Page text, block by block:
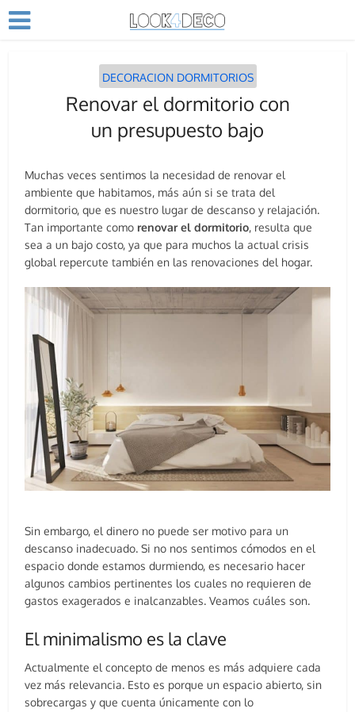
DECORACION DORMITORIOS
Renovar el dormitorio con
un presupuesto bajo
Muchas veces sentimos la necesidad de renovar el
ambiente que habitamos, más aún si se trata del
dormitorio, que es nuestro lugar de descanso y relajación.
Tan importante como renovar el dormitorio, resulta que
sea a un bajo costo, ya que para muchos la actual crisis
global repercute también en las renovaciones del hogar.
Sin embargo, el dinero no puede ser motivo para un
descanso inadecuado. Si no nos sentimos cómodos en el
espacio donde estamos durmiendo, es necesario hacer
algunos cambios pertinentes los cuales no requieren de
gastos exagerados e inalcanzables. Veamos cuáles son.
El minimalismo es la clave
Actualmente el concepto de menos es más adquiere cada
vez más relevancia. Esto es porque un espacio abierto, sin
sobrecargas y que cuenta únicamente con lo